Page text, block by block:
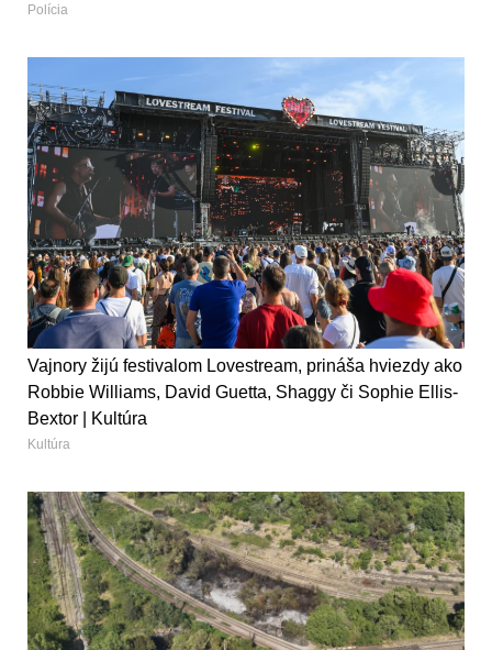
Polícia
Vajnory žijú festivalom Lovestream, prináša hviezdy ako
Robbie Williams, David Guetta, Shaggy či Sophie Ellis-
Bextor | Kultúra
Kultúra